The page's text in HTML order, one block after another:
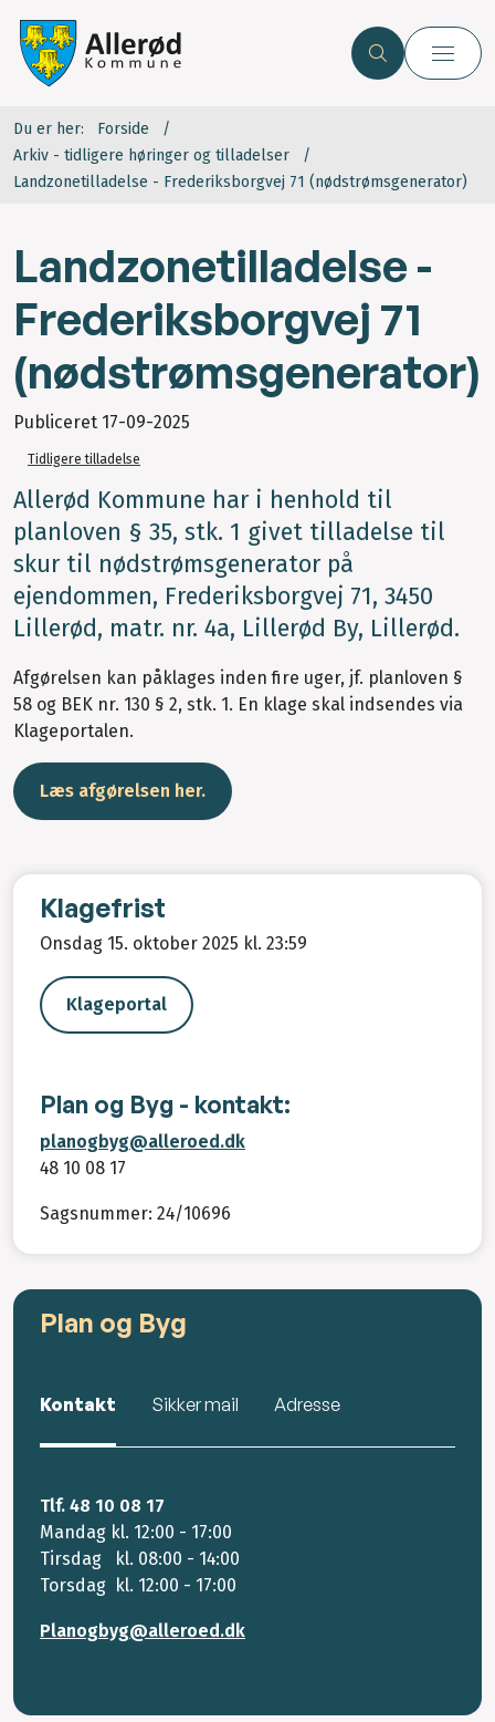
Du er her:
Forside
Arkiv - tidligere høringer og tilladelser
Landzonetilladelse - Frederiksborgvej 71 (nødstrømsgenerator)
Landzonetilladelse -
Frederiksborgvej 71
(nødstrømsgenerator)
Publiceret 17-09-2025
Tidligere tilladelse
Allerød Kommune har i henhold til
planloven § 35, stk. 1 givet tilladelse til
skur til nødstrømsgenerator på
ejendommen, Frederiksborgvej 71, 3450
Lillerød, matr. nr. 4a, Lillerød By, Lillerød.
Afgørelsen kan påklages inden fire uger, jf. planloven §
58 og BEK nr. 130 § 2, stk. 1. En klage skal indsendes via
Klageportalen.
Læs afgørelsen her.
Klagefrist
Onsdag 15. oktober 2025 kl. 23:59
Klageportal
Plan og Byg - kontakt:
planogbyg@alleroed.dk
48 10 08 17
Sagsnummer: 24/10696
Plan og Byg
Kontakt Sikker mail Adresse
Tlf. 48 10 08 17
Mandag kl. 12:00 - 17:00
Tirsdag kl. 08:00 - 14:00
Torsdag kl. 12:00 - 17:00
Planogbyg@alleroed.dk